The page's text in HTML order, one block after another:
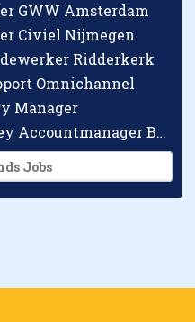
GWW Amsterdam
Civiel Nijmegen
Ridderkerk
Omnichannel
Manager
Checkpoint Systems Key Accountmanager Benelux
Jobs